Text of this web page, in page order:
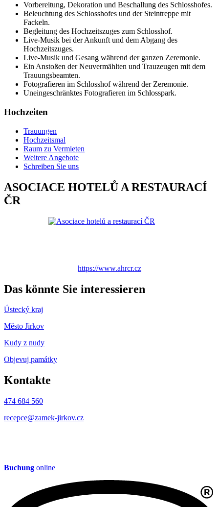
Vorbereitung, Dekoration und Beschallung des Schlosshofes.
Beleuchtung des Schlosshofes und der Steintreppe mit
Fackeln.
Begleitung des Hochzeitszuges zum Schlosshof.
Live-Musik bei der Ankunft und dem Abgang des
Hochzeitszuges.
Live-Musik und Gesang während der ganzen Zeremonie.
Ein Anstoßen der Neuvermählten und Trauzeugen mit dem
Trauungsbeamten.
Fotografieren im Schlosshof während der Zeremonie.
Uneingeschränktes Fotografieren im Schlosspark.
Hochzeiten
Trauungen
Hochzeitsmal
Raum zu Vermieten
Weitere Angebote
Schreiben Sie uns
ASOCIACE HOTELŮ A RESTAURACÍ
ČR
https://www.ahrcr.cz
Das könnte Sie interessieren
Ústecký kraj
Město Jirkov
Kudy z nudy
Objevuj památky
Kontakte
474 684 560
recepce@zamek-jirkov.cz
Buchung online